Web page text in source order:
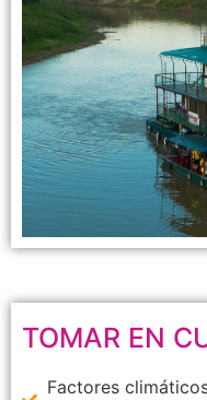
TOMAR EN
Factores